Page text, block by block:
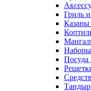
Гриль
Казаны
Посуда
Тандыр